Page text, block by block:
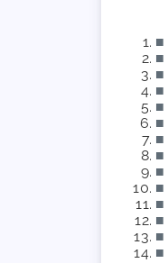
■
■
■
■
■
■
■
■
■
■
■
■
■
■